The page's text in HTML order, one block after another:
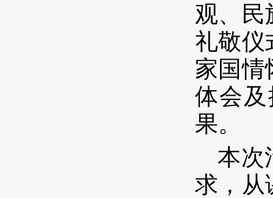
观、民
礼敬仪
家国情
体会
果。
本次
求，从